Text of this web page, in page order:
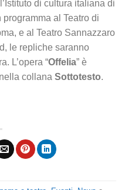
di cultura italiana di
al Teatro di
e al Teatro Sannazzaro
le repliche saranno
L’opera “Offelia” è
nella collana Sottotesto.